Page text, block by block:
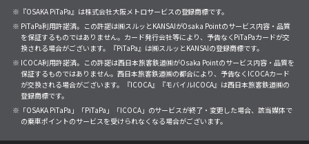
※『OSAKA PiTaPa』は株式会社大阪メトロサービスの登録商標です。
※ PiTaPa利用許諾済。この許諾は㈱スルッとKANSAIがOsaka Pointのサービス内容・品質
を保証するものではありません。カード発行会社等により、予告なくPiTaPaカードが交
換される場合がございます。『PiTaPa』は㈱スルッとKANSAIの登録商標です。
※ ICOCA利用許諾済。この許諾は西日本旅客鉄道㈱がOsaka Pointのサービス内容・品質を
保証するものではありません。西日本旅客鉄道㈱の都合により、予告なくICOCAカード
が交換される場合がございます。『ICOCA』『モバイルICOCA』は西日本旅客鉄道㈱の
登録商標です。
※「OSAKA PiTaPa」「PiTaPa」「ICOCA」のサービスが終了・変更した場合、該当媒体で
の乗車ポイントのサービスを受けられなくなる場合がございます。